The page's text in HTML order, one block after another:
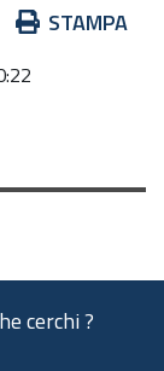
STAMPA
cerchi ?